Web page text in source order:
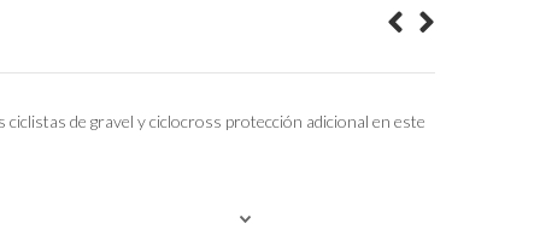
ciclistas de gravel y ciclocross protección adicional en este